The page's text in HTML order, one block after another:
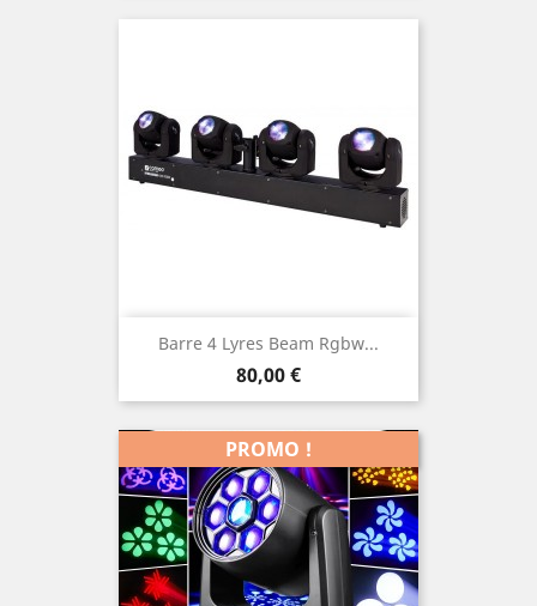
Barre 4 Lyres Beam Rgbw...
Prix
80,00 €
PROMO !